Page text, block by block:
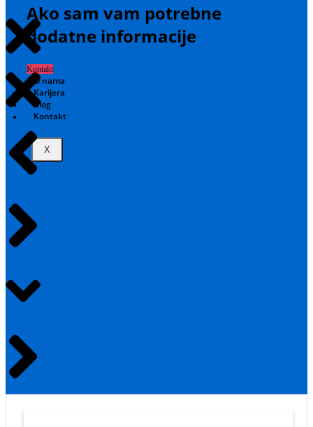
Ako sam vam potrebne
dodatne informacije
Kontakt
O nama
Karijera
Blog
Kontakt
X